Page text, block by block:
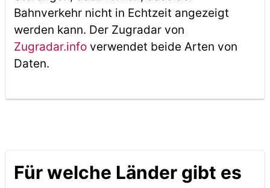
Bahnverkehr nicht in Echtzeit angezeigt
werden kann. Der Zugradar von
Zugradar.infoverwendet beide Arten von
Daten.
Für welche Länder gibt es